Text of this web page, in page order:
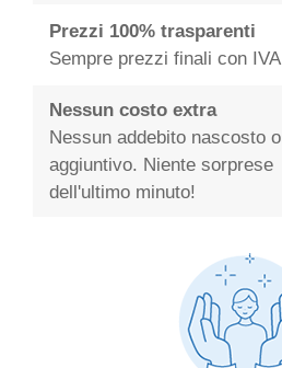
Prezzi 100% trasparenti
Sempre prezzi finali con IVA
Nessun costo extra
Nessun addebito nascosto o
aggiuntivo. Niente sorprese
dell'ultimo minuto!